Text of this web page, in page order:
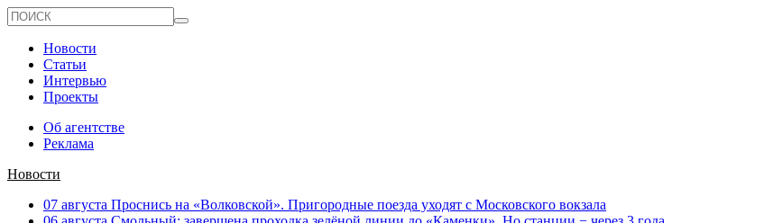
Новости
Статьи
Интервью
Проекты
Об агентстве
Реклама
Новости
07 августа Проснись на «Волковской». Пригородные поезда уходят с Московского вокзала